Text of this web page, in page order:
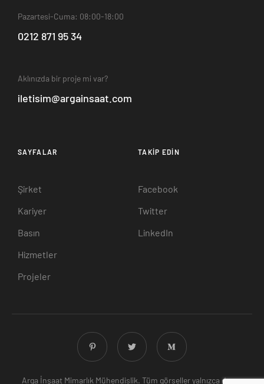
Pazartesi-Cuma: 08:00-18:00
0212 871 95 34
Aklınızda bir proje mi var?
iletisim@argainsaat.com
SAYFALAR
Şirket
Kariyer
Basın
Hizmetler
Projeler
TAKIP EDIN
Facebook
Twitter
LinkedIn
Arga İnşaat Mimarlık Mühendislik. Tüm görseller yalnızca demo